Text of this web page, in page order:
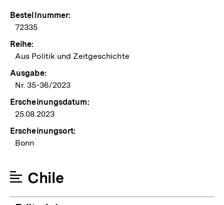
Bestellnummer:
72335
Reihe:
Aus Politik und Zeitgeschichte
Ausgabe:
Nr. 35-36/2023
Erscheinungsdatum:
25.08.2023
Erscheinungsort:
Bonn
Chile